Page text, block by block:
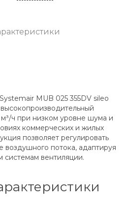
MUB 025 355DV sileo
ч при низком уровне шума и
коммерческих и жилых
позволяет регулировать
воздушного потока, адаптируя
системам вентиляции.